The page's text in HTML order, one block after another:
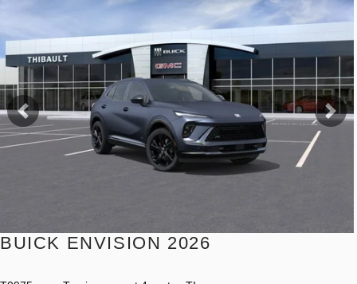
VOIR PLUS
Précédent
BUICK ENVISION 2026